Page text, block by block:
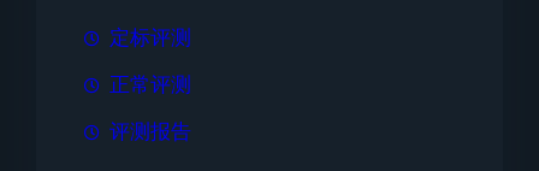
定标评测
正常评测
评测报告